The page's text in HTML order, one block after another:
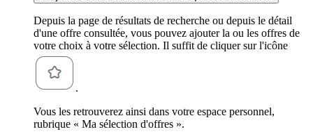
Depuis la page de résultats de recherche ou depuis le détail
d'une offre consultée, vous pouvez ajouter la ou les offres de
votre choix à votre sélection. Il suffit de cliquer sur l'icône
.
Vous les retrouverez ainsi dans votre espace personnel,
rubrique « Ma sélection d'offres ».